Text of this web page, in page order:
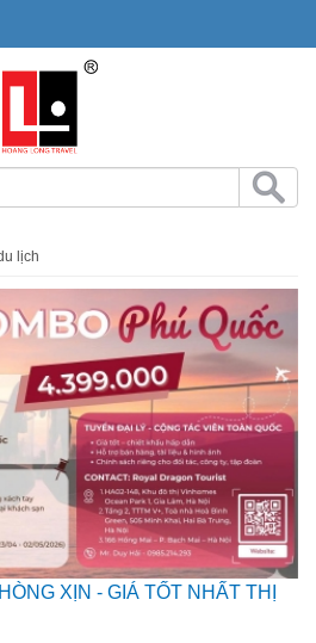
lịch
XỊN - GIÁ TỐT NHẤT THỊ